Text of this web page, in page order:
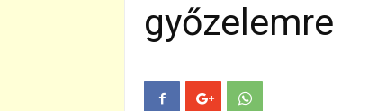
győzelemre